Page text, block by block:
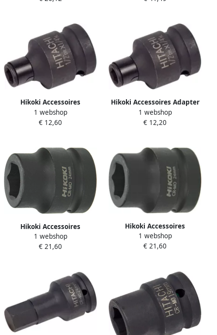
Hikoki Accessoires
Krachtdop 1 2" Adapter 1
2"Inw-1 4"Hex-Inw (Old
1 webshop
€ 12,60
Hikoki Accessoires Adapter
1 2" In ->1 4" Binnenzeskant
751875
1 webshop
€ 12,20
Hikoki Accessoires
Krachtdop 1" Vierk. Sw
30Mm X 60L 751453
1 webshop
€ 21,60
Hikoki Accessoires
Krachtdop 1" Vierk. Sw
24Mm X 58L 751451
1 webshop
€ 21,60